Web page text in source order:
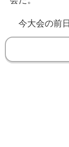
今大会の前
日祭』と題し
術・フルコン